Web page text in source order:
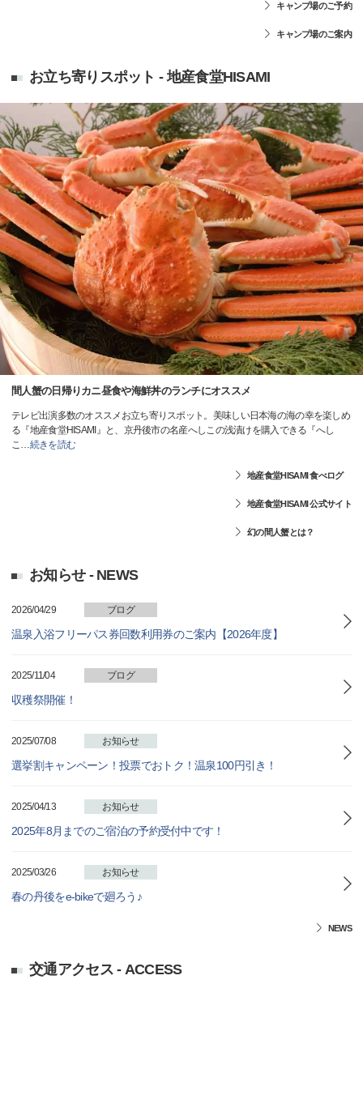
キャンプ場のご予約
キャンプ場のご案内
お立ち寄りスポット - 地産食堂HISAMI
間人蟹の日帰りカニ昼食や海鮮丼のランチにオススメ
テレビ出演多数のオススメお立ち寄りスポット。美味しい日本海の海の幸を楽しめ
る『地産食堂HISAMI』と、京丹後市の名産へしこの浅漬けを購入できる『へし
こ…続きを読む
地産食堂HISAMI 食べログ
地産食堂HISAMI 公式サイト
幻の間人蟹とは？
お知らせ - NEWS
2026/04/29 ブログ
温泉入浴フリーパス券回数利用券のご案内【2026年度】
2025/11/04 ブログ
収穫祭開催！
2025/07/08 お知らせ
選挙割キャンペーン！投票でおトク！温泉100円引き！
2025/04/13 お知らせ
2025年8月までのご宿泊の予約受付中です！
2025/03/26 お知らせ
春の丹後をe-bikeで廻ろう♪
NEWS
交通アクセス - ACCESS